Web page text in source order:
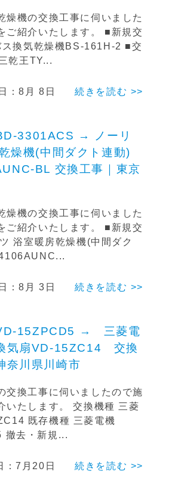
燥機の交換工事に伺いました
ご紹介いたします。 ■新規交
換気乾燥機BS-161H-2 ■交
乾王TY...
：8月 8日 続きを読む >>
3301ACS → ノーリ
燥機(中間ダクト連動)
BL 交換工事｜東京
燥機の交換工事に伺いました
ご紹介いたします。 ■新規交
浴室暖房乾燥機(中間ダク
：8月 3日 続きを読む >>
15ZPCD5 → 三菱電
気扇VD-15ZC14 交換
川県川崎市
交換工事に伺いましたので施
いたします。 交換機種 三菱
既存機種 三菱電機
撤去・新規...
：7月20日 続きを読む >>